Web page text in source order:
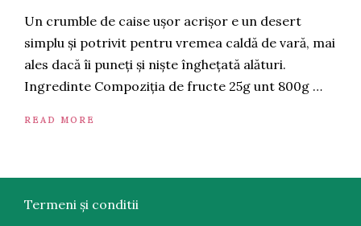
Un crumble de caise ușor acrișor e un desert
simplu și potrivit pentru vremea caldă de vară, mai
ales dacă îi puneți și niște înghețată alături.
Ingredinte Compoziția de fructe 25g unt 800g …
READ MORE
Termeni și conditii